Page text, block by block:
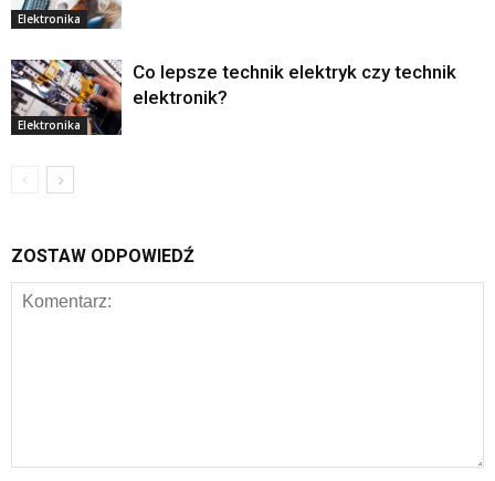
Elektronika
Elektronika
Co lepsze technik elektryk czy technik
elektronik?
ZOSTAW ODPOWIEDŹ